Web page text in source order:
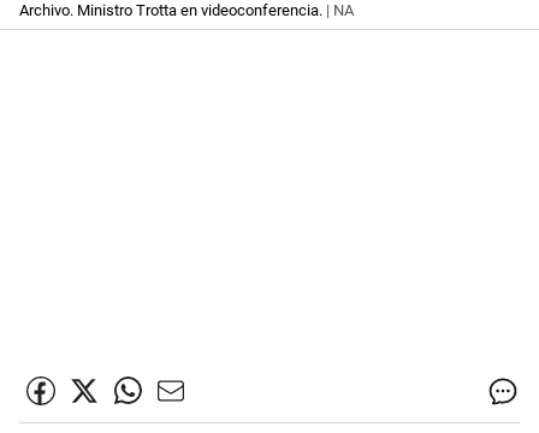
Archivo. Ministro Trotta en videoconferencia. | NA